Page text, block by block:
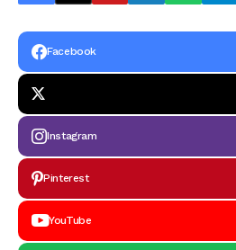
Facebook
Instagram
Pinterest
YouTube